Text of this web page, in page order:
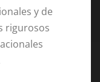
y de
rigurosos